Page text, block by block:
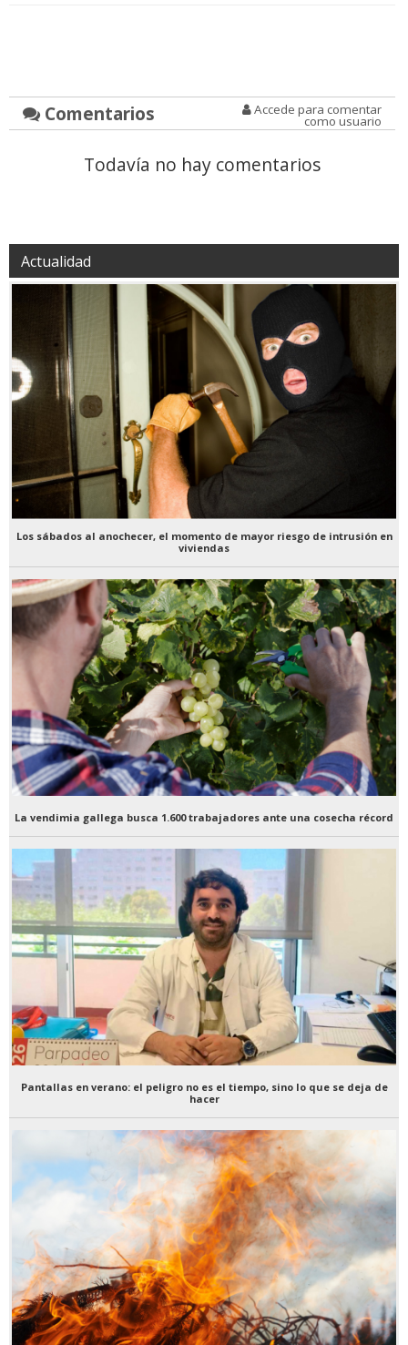
Comentarios Accede para comentar
como usuario
Todavía no hay comentarios
Actualidad
Los sábados al anochecer, el momento de mayor riesgo de intrusión en
viviendas
La vendimia gallega busca 1.600 trabajadores ante una cosecha récord
Pantallas en verano: el peligro no es el tiempo, sino lo que se deja de
hacer